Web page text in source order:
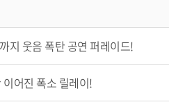
지 웃음 폭탄 공연 퍼레이드!
어진 폭소 릴레이!